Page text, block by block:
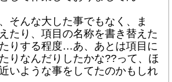
そんな大した事でもなく、ま
たり、項目の名称を書き替えた
りする程度…あ、あとは項目に
りなんだりしたかな??って、ほ
いような事をしてたのかもしれ